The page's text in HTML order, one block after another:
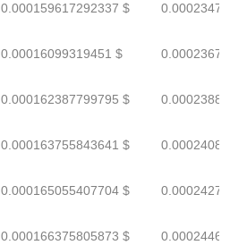
0.000159617292337 $
0.00016099319451 $
0.000162387799795 $
0.000163755843641 $
0.000165055407704 $
0.000166375805873 $